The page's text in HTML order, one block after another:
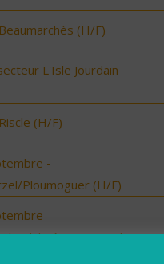
(H/F)
L'Isle Jourdain
(H/F)
-
Ploumoguer (H/F)
-
St Pabu